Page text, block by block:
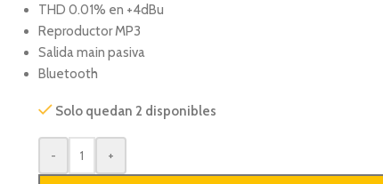
THD 0.01% en +4dBu
Reproductor MP3
Salida main pasiva
Bluetooth
Solo quedan 2 disponibles
- +